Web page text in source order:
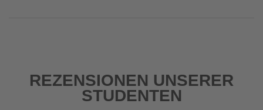
REZENSIONEN UNSERER
STUDENTEN